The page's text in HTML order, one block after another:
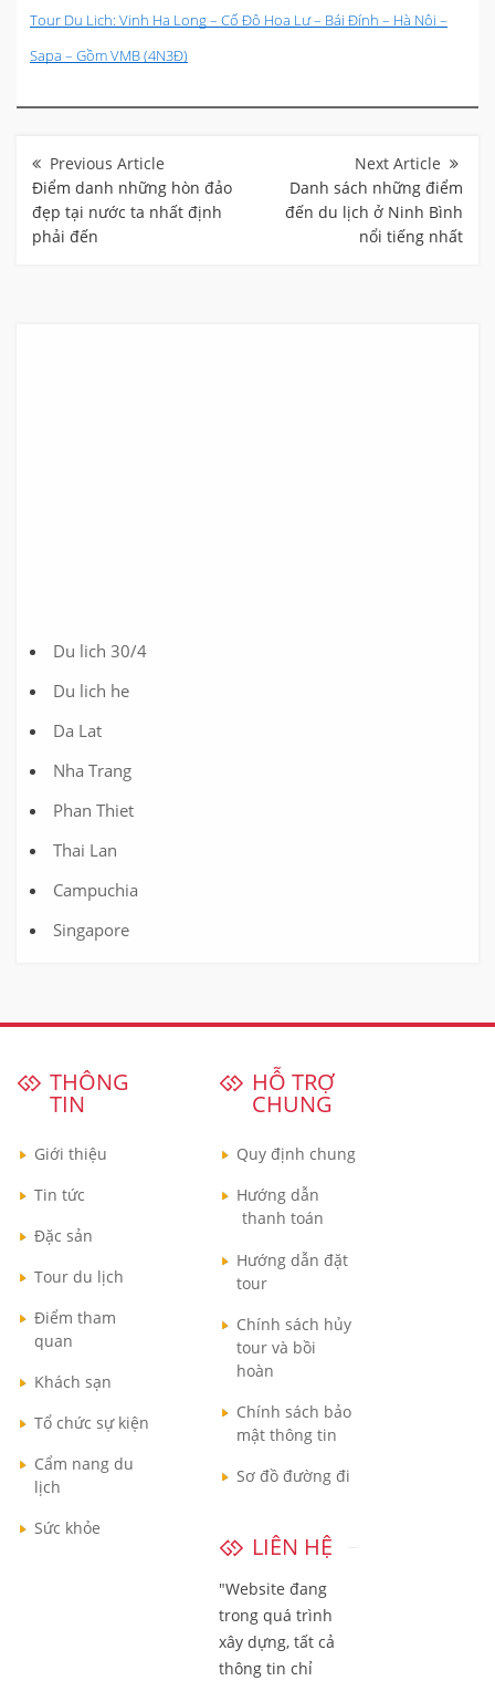
Tour Du Lịch: Vịnh Hạ Long – Cố Đô Hoa Lư – Bái Đính – Hà Nội –
Sapa – Gồm VMB (4N3Đ)
hướng
bài
viết
Điểm danh những hòn đảo
đẹp tại nước ta nhất định
phải đến
Danh sách những điểm
đến du lịch ở Ninh Bình
nổi tiếng nhất
Du lich 30/4
Du lich he
Da Lat
Nha Trang
Phan Thiet
Thai Lan
Campuchia
Singapore
THÔNG
TIN
Giới thiệu
Tin tức
Đặc sản
Tour du lịch
Điểm tham
quan
Khách sạn
Tổ chức sự kiện
Cẩm nang du
lịch
Sức khỏe
HỖ TRỢ
CHUNG
Quy định chung
Hướng dẫn
thanh toán
Hướng dẫn đặt
tour
Chính sách hủy
tour và bồi
hoàn
Chính sách bảo
mật thông tin
Sơ đồ đường đi
LIÊN HỆ
"Website đang
trong quá trình
xây dựng, tất cả
thông tin chỉ